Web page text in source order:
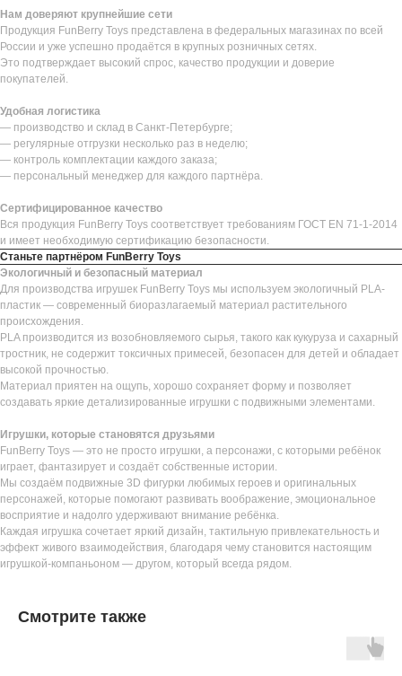
Нам доверяют крупнейшие сети
Продукция FunBerry Toys представлена в федеральных магазинах по всей
России и уже успешно продаётся в крупных розничных сетях.
Это подтверждает высокий спрос, качество продукции и доверие
покупателей.
Удобная логистика
— производство и склад в Санкт-Петербурге;
— регулярные отгрузки несколько раз в неделю;
— контроль комплектации каждого заказа;
— персональный менеджер для каждого партнёра.
Сертифицированное качество
Вся продукция FunBerry Toys соответствует требованиям ГОСТ EN 71-1-2014
и имеет необходимую сертификацию безопасности.
Станьте партнёром FunBerry Toys
Экологичный и безопасный материал
Для производства игрушек FunBerry Toys мы используем экологичный PLA-
пластик — современный биоразлагаемый материал растительного
происхождения.
PLA производится из возобновляемого сырья, такого как кукуруза и сахарный
тростник, не содержит токсичных примесей, безопасен для детей и обладает
высокой прочностью.
Материал приятен на ощупь, хорошо сохраняет форму и позволяет
создавать яркие детализированные игрушки с подвижными элементами.
Игрушки, которые становятся друзьями
FunBerry Toys — это не просто игрушки, а персонажи, с которыми ребёнок
играет, фантазирует и создаёт собственные истории.
Мы создаём подвижные 3D фигурки любимых героев и оригинальных
персонажей, которые помогают развивать воображение, эмоциональное
восприятие и надолго удерживают внимание ребёнка.
Каждая игрушка сочетает яркий дизайн, тактильную привлекательность и
эффект живого взаимодействия, благодаря чему становится настоящим
игрушкой-компаньоном — другом, который всегда рядом.
Смотрите также